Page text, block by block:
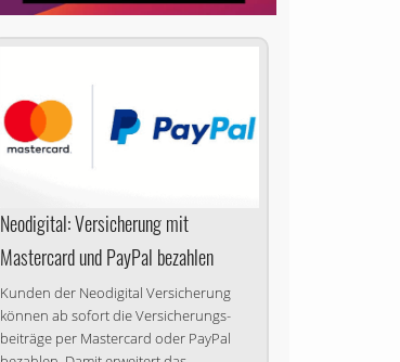
Neodigital: Versicherung mit
Mastercard und PayPal bezahlen
Kunden der Neodigital Versicherung
können ab sofort die Versicherungs­
beiträge per Mastercard oder PayPal